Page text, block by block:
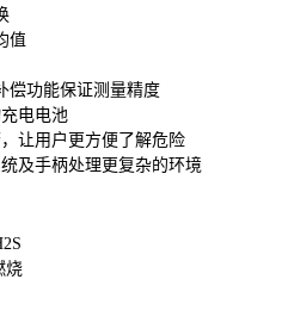
值
偿功能保证测量精度
电电池
让用户更方便了解危险
及手柄处理更复杂的环境
烧